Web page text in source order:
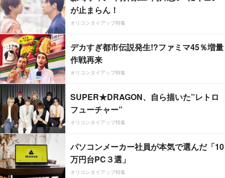
が止まらん！
オリコンタイアップ特集
デカすぎ都市伝説発生!?ファミマ45％増量
作戦再来
オリコンタイアップ特集
SUPER★DRAGON、自ら描いた”レトロ
フューチャー”
オリコンタイアップ特集
パソコンメーカー社員が本気で選んだ「10
万円台PC３選」
オリコンタイアップ特集